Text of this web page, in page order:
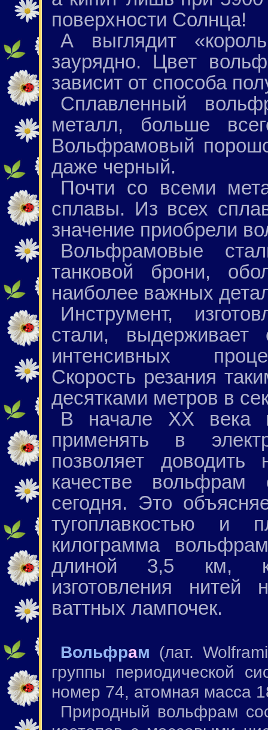
поверхности Солнца!
А выглядит
заурядно. Цвет
зависит от способа
Сплавленный
металл, больше
Вольфрамовый
даже черный.
Почти со всеми
сплавы. Из всех
значение приобрели
Вольфрамовые
танковой брони,
наиболее важных
Инструмент,
стали, выдерживает
интенсивных
Скорость резания
десятками метров в
В начале ХХ века
применять в
позволяет
качестве
сегодня. Это
тугоплавкостью и
килограмма
длиной 3,5 км,
изготовления
ваттных лампочек.
Вольфрам (лат.
группы периодической
номер 74, атомная масса
Природный вольфрам